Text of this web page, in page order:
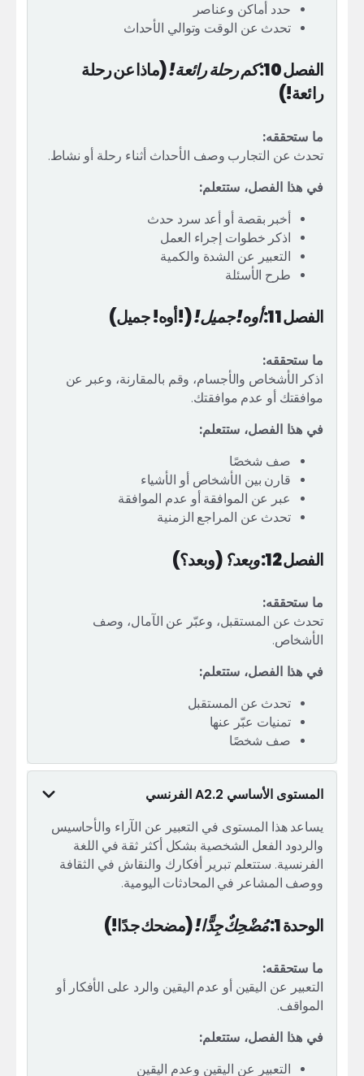
حدد أماكن وعناصر
تحدث عن الوقت وتوالي الأحداث
الفصل 10: كم رحلة رائعة!(ماذا عن رحلة
رائعة!)
ما ستحققه:
تحدث عن التجارب وصف الأحداث أثناء رحلة أو نشاط.
في هذا الفصل، ستتعلم:
أخبر بقصة أو أعد سرد حدث
اذكر خطوات إجراء العمل
التعبير عن الشدة والكمية
طرح الأسئلة
الفصل 11: أوه! جميل!(!أوه! جميل)
ما ستحققه:
اذكر الأشخاص والأجسام، وقم بالمقارنة، وعبر عن
موافقتك أو عدم موافقتك.
في هذا الفصل، ستتعلم:
صف شخصًا
قارن بين الأشخاص أو الأشياء
عبر عن الموافقة أو عدم الموافقة
تحدث عن المراجع الزمنية
الفصل 12: وبعد؟ (وبعد؟)
ما ستحققه:
تحدث عن المستقبل، وعبّر عن الآمال، وصف
الأشخاص.
في هذا الفصل، ستتعلم:
تحدث عن المستقبل
تمنيات عبّر عنها
صف شخصًا
المستوى الأساسي A2.2 الفرنسي
يساعد هذا المستوى في التعبير عن الآراء والأحاسيس
والردود الفعل الشخصية بشكل أكثر ثقة في اللغة
الفرنسية. ستتعلم تبرير أفكارك والنقاش في الثقافة
ووصف المشاعر في المحادثات اليومية.
الوحدة 1: مُضْحِكٌ جِدًّا!(مضحك جدًا!)
ما ستحققه:
التعبير عن اليقين أو عدم اليقين والرد على الأفكار أو
المواقف.
في هذا الفصل، ستتعلم:
التعبير عن اليقين وعدم اليقين